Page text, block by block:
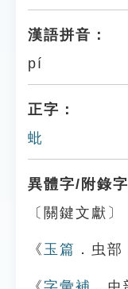
漢語拼音：
pí
正字：
蚍
異體字/附錄字
〔關鍵文獻〕
《 玉篇 ．虫部